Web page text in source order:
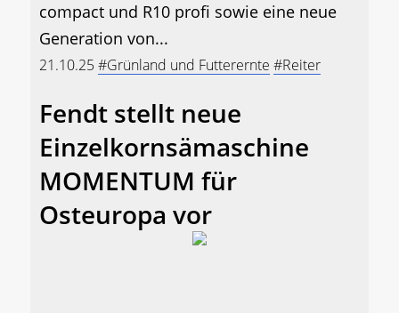
compact und R10 profi sowie eine neue
Generation von...
21.10.25#Grünland und Futterernte #Reiter
Fendt stellt neue
Einzelkornsämaschine
MOMENTUM für
Osteuropa vor